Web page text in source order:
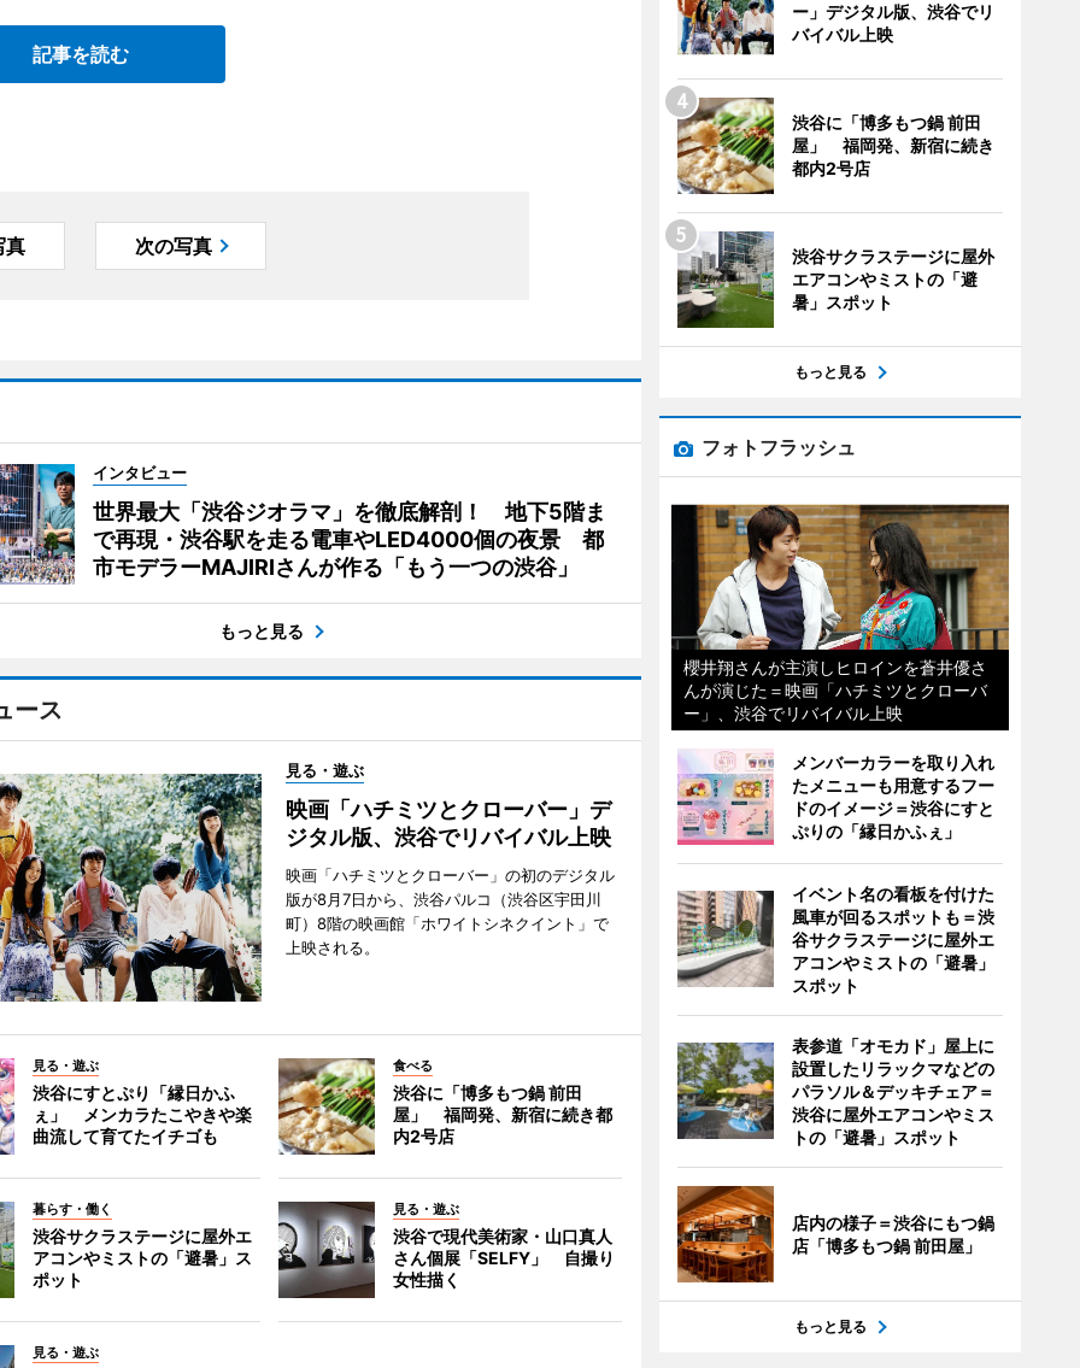
記事を読む
真 次の写真
インタビュー
世界最大「渋谷ジオラマ」を徹底解剖！ 地下5階ま
で再現・渋谷駅を走る電車やLED4000個の夜景 都
市モデラーMAJIRIさんが作る「もう一つの渋谷」
もっと見る
ース
見る・遊ぶ
映画「ハチミツとクローバー」デ
ジタル版、渋谷でリバイバル上映
映画「ハチミツとクローバー」の初のデジタル
版が8月7日から、渋谷パルコ（渋谷区宇田川
町）8階の映画館「ホワイトシネクイント」で
上映される。
見る・遊ぶ
渋谷にすとぷり「縁日かふ
ぇ」 メンカラたこやきや楽
曲流して育てたイチゴも
食べる
渋谷に「博多もつ鍋 前田
屋」 福岡発、新宿に続き都
内2号店
暮らす・働く
渋谷サクラステージに屋外エ
アコンやミストの「避暑」ス
ポット
見る・遊ぶ
渋谷で現代美術家・山口真人
さん個展「SELFY」 自撮り
女性描く
見る・遊ぶ
ー」デジタル版、渋谷でリ
バイバル上映
渋谷に「博多もつ鍋 前田
屋」 福岡発、新宿に続き
都内2号店
渋谷サクラステージに屋外
エアコンやミストの「避
暑」スポット
もっと見る
フォトフラッシュ
櫻井翔さんが主演しヒロインを蒼井優さ
んが演じた＝映画「ハチミツとクローバ
ー」、渋谷でリバイバル上映
メンバーカラーを取り入れ
たメニューも用意するフー
ドのイメージ＝渋谷にすと
ぷりの「縁日かふぇ」
イベント名の看板を付けた
風車が回るスポットも＝渋
谷サクラステージに屋外エ
アコンやミストの「避暑」
スポット
表参道「オモカド」屋上に
設置したリラックマなどの
パラソル＆デッキチェア＝
渋谷に屋外エアコンやミス
トの「避暑」スポット
店内の様子＝渋谷にもつ鍋
店「博多もつ鍋 前田屋」
もっと見る